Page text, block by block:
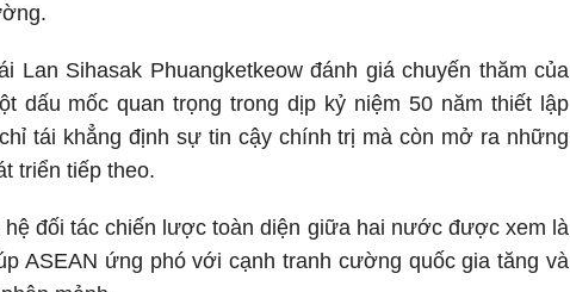
Lan Sihasak Phuangketkeow đánh giá chuyến thăm của
dấu mốc quan trọng trong dịp kỷ niệm 50 năm thiết lập
tái khẳng định sự tin cậy chính trị mà còn mở ra những
triển tiếp theo.
đối tác chiến lược toàn diện giữa hai nước được xem là
ASEAN ứng phó với cạnh tranh cường quốc gia tăng và